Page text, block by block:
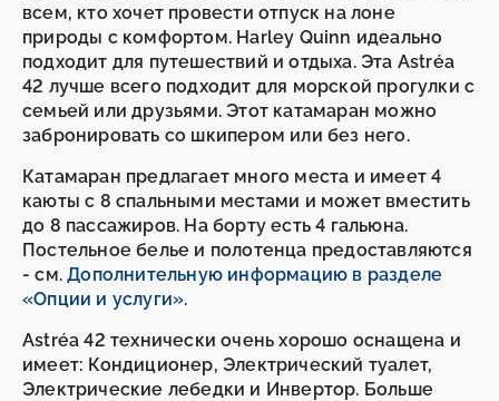
всем, кто хочет провести отпуск на лоне
природы с комфортом. Harley Quinn идеально
подходит для путешествий и отдыха. Эта Astréa
42 лучше всего подходит для морской прогулки с
семьей или друзьями. Этот катамаран можно
забронировать со шкипером или без него.
Катамаран предлагает много места и имеет 4
каюты с 8 спальными местами и может вместить
до 8 пассажиров. На борту есть 4 гальюна.
Постельное белье и полотенца предоставляются
- см.Дополнительную информацию в разделе
«Опции и услуги».
Astréa 42 технически очень хорошо оснащена и
имеет: Кондиционер, Электрический туалет,
Электрические лебедки и Инвертор. Больше